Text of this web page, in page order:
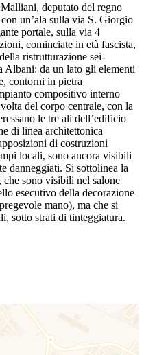
deputato del regno
un’ala sulla via S. Giorgio
portale, sulla via 4
cominciate in età fascista,
ristrutturazione sei-
Albani: da un lato gli elementi
contorni in pietra
compositivo interno
del corpo centrale, con la
le tre ali dell’edificio
di linea architettonica
di costruzioni
locali, sono ancora visibili
danneggiati. Si sottolinea la
che sono visibili nel salone
esecutivo della decorazione
mano), ma che si
sotto strati di tinteggiatura.